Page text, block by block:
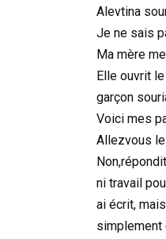
Alevtina
Je ne sais
Ma mère
Elle ouvrit
garçon
Voici mes
Allezvous
ni travail
ai écrit,
simplement